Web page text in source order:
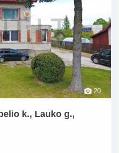
20
k., Lauko g.,